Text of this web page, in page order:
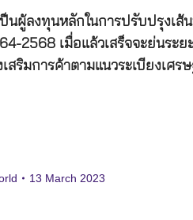
ป็นผู้ลงทุนหลักในการปรับปรุงเส้
2568 เมื่อแล้วเสร็จจะย่นระย
ริมการค้าตามแนวระเบียงเศร
13 March 2023